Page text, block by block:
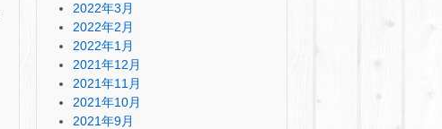
2022年3月
2022年2月
2022年1月
2021年12月
2021年11月
2021年10月
2021年9月